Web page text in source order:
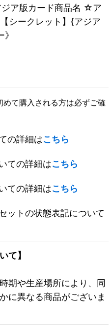
ア版カード商品名 ☆ア
シークレット】{アジア
めて購入される方は必ずご確
の詳細はこちら
ての詳細はこちら
ての詳細はこちら
ットの状態表記について
て】
期や生産場所により、同
に異なる商品がございま